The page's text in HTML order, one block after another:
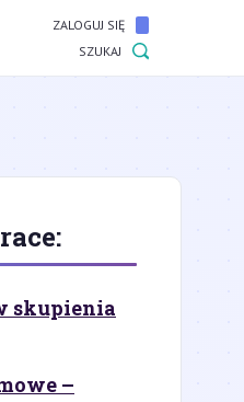
ZALOGUJ SIĘ
SZUKAJ
skupienia
–